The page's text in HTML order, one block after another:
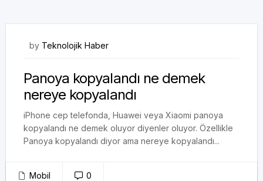
by Teknolojik Haber
Panoya kopyalandı ne demek
nereye kopyalandı
iPhone cep telefonda, Huawei veya Xiaomi panoya
kopyalandı ne demek oluyor diyenler oluyor. Özellikle
Panoya kopyalandı diyor ama nereye kopyalandı...
Mobil 0